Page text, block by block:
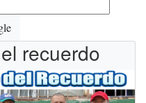
recuerdo